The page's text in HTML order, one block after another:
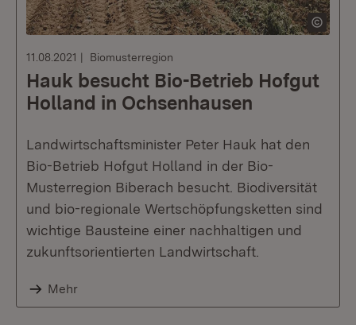
11.08.2021 Biomusterregion
Hauk besucht Bio-Betrieb Hofgut
Holland in Ochsenhausen
Landwirtschaftsminister Peter Hauk hat den
Bio-Betrieb Hofgut Holland in der Bio-
Musterregion Biberach besucht. Biodiversität
und bio-regionale Wertschöpfungsketten sind
wichtige Bausteine einer nachhaltigen und
zukunftsorientierten Landwirtschaft.
Mehr